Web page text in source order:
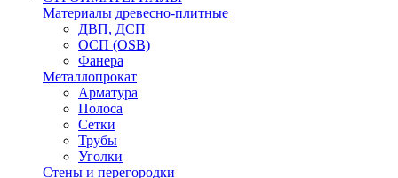
Материалы древесно-плитные
ДВП, ДСП
ОСП (OSB)
Фанера
Металлопрокат
Арматура
Полоса
Сетки
Трубы
Уголки
Стены и перегородки